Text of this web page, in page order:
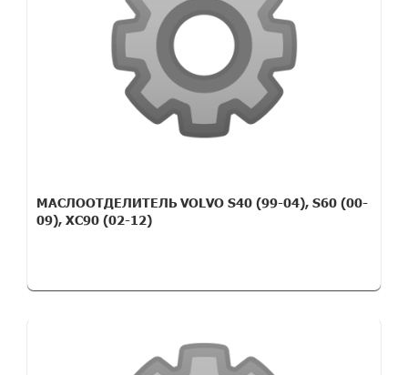
МАСЛООТДЕЛИТЕЛЬ VOLVO S40 (99-04), S60 (00-
09), XC90 (02-12)